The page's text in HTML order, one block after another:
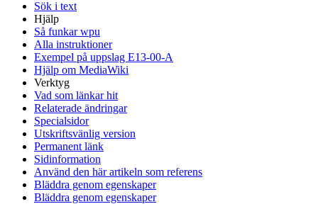
Sök i text
Hjälp
Så funkar wpu
Alla instruktioner
Exempel på uppslag E13-00-A
Hjälp om MediaWiki
Verktyg
Vad som länkar hit
Relaterade ändringar
Specialsidor
Utskriftsvänlig version
Permanent länk
Sidinformation
Använd den här artikeln som referens
Bläddra genom egenskaper
Bläddra genom egenskaper